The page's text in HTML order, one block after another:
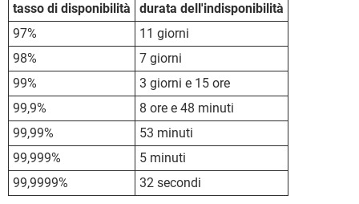
tasso di disponibilità
durata dell'indisponibilità
97%
11 giorni
98%
7 giorni
99%
3 giorni e 15 ore
99,9%
8 ore e 48 minuti
99,99%
53 minuti
99,999%
5 minuti
99,9999%
32 secondi